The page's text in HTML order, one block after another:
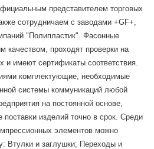
представителем торговых
сотрудничаем с заводами +GF+,
"Полипластик". Фасонные
качеством, проходят проверки на
и имеют сертификаты соответствия.
комплектующие, необходимые
системы коммуникаций любой
на постоянной основе,
изделий точно в срок. Среди
элементов можно
Втулки и заглушки; Переходы и